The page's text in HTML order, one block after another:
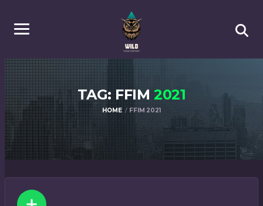
TAG: FFIM2021
HOME FFIM 2021